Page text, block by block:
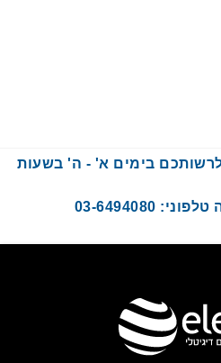
בימים א' - ה' בשעות
03-6494080